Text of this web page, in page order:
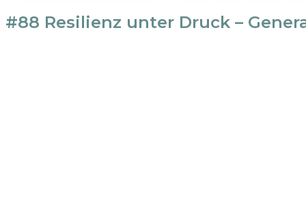
#88 Resilienz unter Druck –